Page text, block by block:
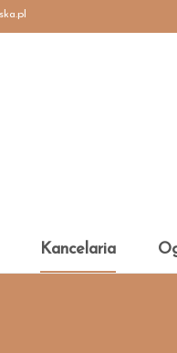
Kancelaria